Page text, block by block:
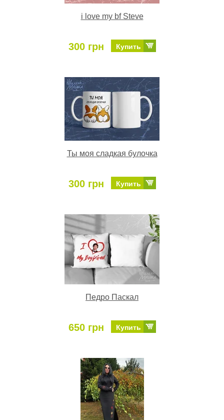
i love my bf Steve
300 грн Купить
Ты моя сладкая булочка
300 грн Купить
Педро Паскал
650 грн Купить